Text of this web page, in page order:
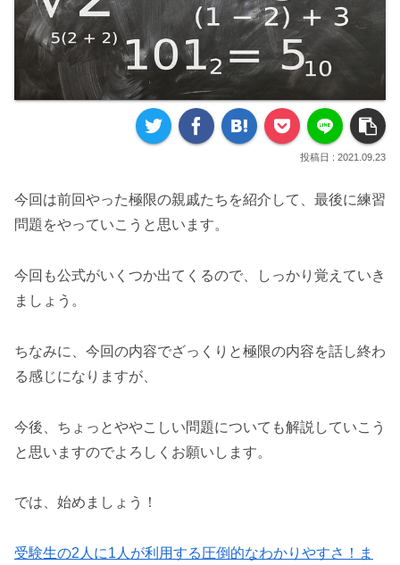
2021.09.23
今回は前回やった極限の親戚たちを紹介して、最後に練習
問題をやっていこうと思います。
今回も公式がいくつか出てくるので、しっかり覚えていき
ましょう。
ちなみに、今回の内容でざっくりと極限の内容を話し終わ
る感じになりますが、
今後、ちょっとややこしい問題についても解説していこう
と思いますのでよろしくお願いします。
では、始めましょう！
受験生の2人に1人が利用する圧倒的なわかりやすさ！ま